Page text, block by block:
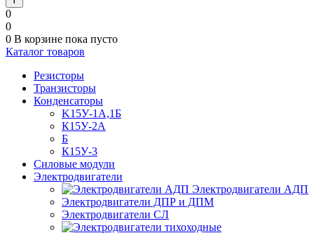
0
0
0 В корзине пока пусто
Каталог товаров
Резисторы
Транзисторы
Конденсаторы
K15У-1А,1Б
К15У-2А
Б
К15У-3
Силовые модули
Электродвигатели
Электродвигатели АДП
Электродвигатели ДПР и ДПМ
Электродвигатели СЛ